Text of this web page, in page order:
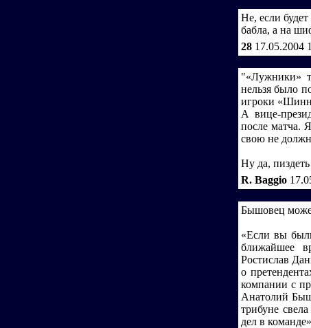
Не, если
бабла, а на
28 17.05.2004
"«Лужники»
нельзя было
игроки
А вице-
после матча.
свою не
Ну да,
R. Baggio
Бышовец
«Если вы
ближайшее
Ростислав
о
компании с
Анатолий
трибуне
дел в